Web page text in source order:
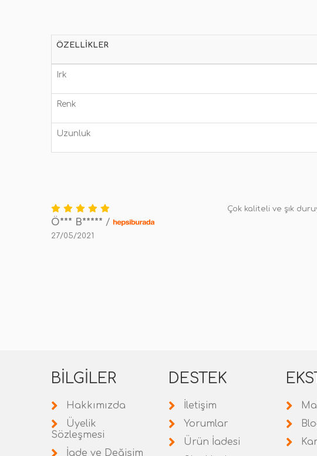
ÖZELLIKLER
Irk
Renk
Uzunluk
Ö*** B***** /
27/05/2021
Çok kaliteli ve şık
BILGILER
Hakkımızda
Üyelik
Sözleşmesi
İade ve Değişim
DESTEK
İletişim
Yorumlar
Ürün İadesi